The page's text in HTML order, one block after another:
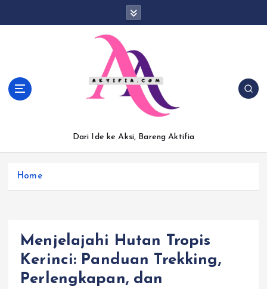
Dari Ide ke Aksi, Bareng Aktifia
Home
Menjelajahi Hutan Tropis
Kerinci: Panduan Trekking,
Perlengkapan, dan